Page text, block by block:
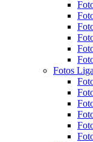
Fotos Liga